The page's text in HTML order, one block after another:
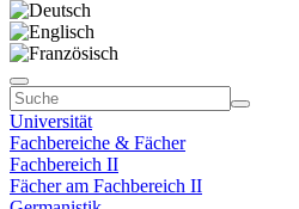
Universität
Fachbereiche & Fächer
Fachbereich II
Fächer am Fachbereich II